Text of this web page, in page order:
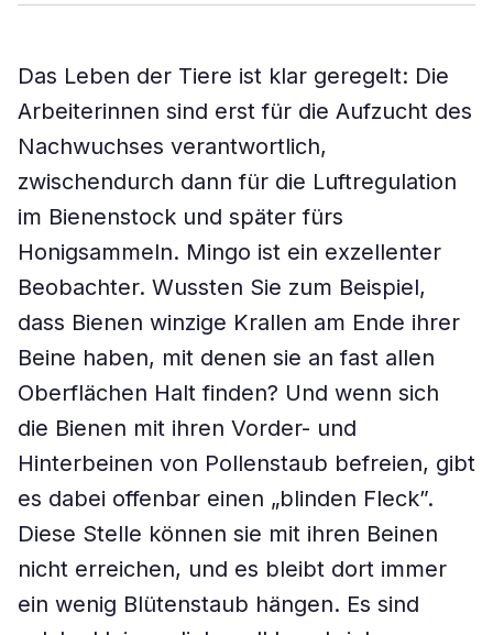
Das Leben der Tiere ist klar geregelt: Die
Arbeiterinnen sind erst für die Aufzucht des
Nachwuchses verantwortlich,
zwischendurch dann für die Luftregulation
im Bienenstock und später fürs
Honigsammeln. Mingo ist ein exzellenter
Beobachter. Wussten Sie zum Beispiel,
dass Bienen winzige Krallen am Ende ihrer
Beine haben, mit denen sie an fast allen
Oberflächen Halt finden? Und wenn sich
die Bienen mit ihren Vorder- und
Hinterbeinen von Pollenstaub befreien, gibt
es dabei offenbar einen „blinden Fleck”.
Diese Stelle können sie mit ihren Beinen
nicht erreichen, und es bleibt dort immer
ein wenig Blütenstaub hängen. Es sind